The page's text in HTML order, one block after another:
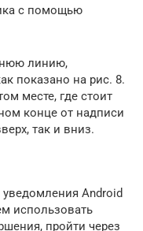
с помощью
линию,
показано на рис. 8.
месте, где стоит
конце от надписи
так и вниз.
Android
использовать
пройти через